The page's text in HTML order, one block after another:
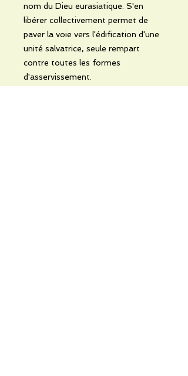
nom du Dieu eurasiatique. S'en
libérer collectivement permet de
paver la voie vers l'édification d'une
unité salvatrice, seule rempart
contre toutes les formes
d'asservissement.